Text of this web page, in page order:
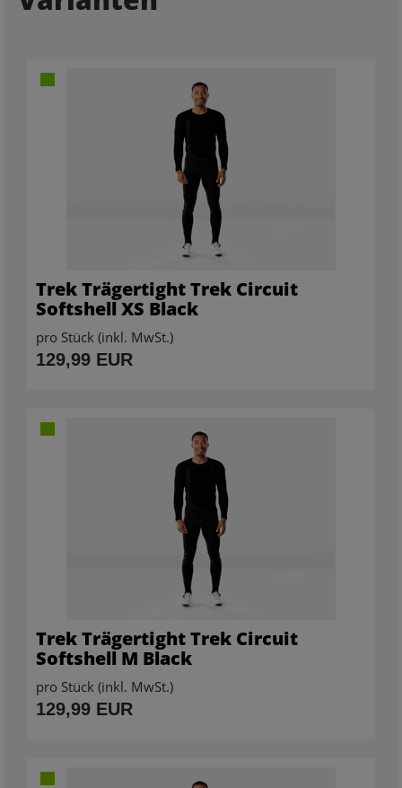
Trek Trägertight Trek Circuit
Softshell XS Black
pro Stück (inkl. MwSt.)
129,99 EUR
Trek Trägertight Trek Circuit
Softshell M Black
pro Stück (inkl. MwSt.)
129,99 EUR